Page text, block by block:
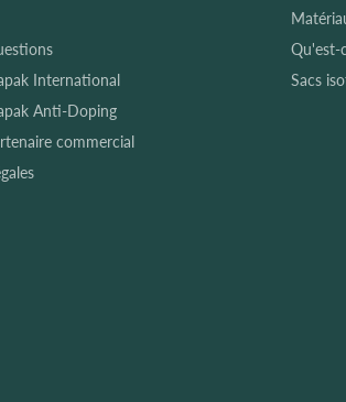
International
Anti-Doping
commercial
Qu'est-
Sacs